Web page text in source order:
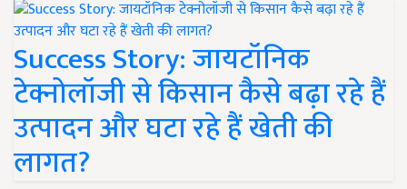
Success Story: जायटॉनिक
टेक्नोलॉजी से किसान कैसे बढ़ा रहे हैं
उत्पादन और घटा रहे हैं खेती की
लागत?